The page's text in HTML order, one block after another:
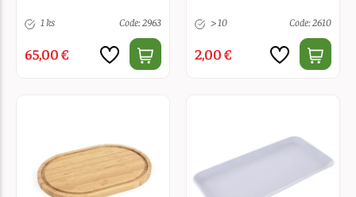
1 ks Code: 2963
65,00 €
> 10 Code: 2610
2,00 €